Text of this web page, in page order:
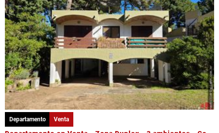
Departamento Venta